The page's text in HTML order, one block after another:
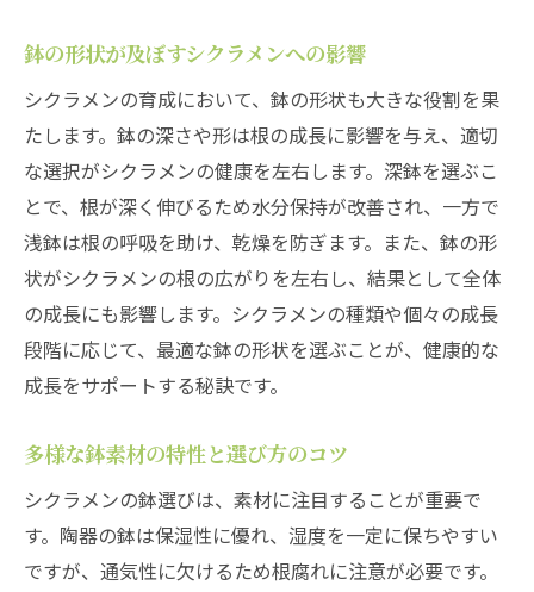
鉢の形状が及ぼすシクラメンへの影響
シクラメンの育成において、鉢の形状も大きな役割を果
たします。鉢の深さや形は根の成長に影響を与え、適切
な選択がシクラメンの健康を左右します。深鉢を選ぶこ
とで、根が深く伸びるため水分保持が改善され、一方で
浅鉢は根の呼吸を助け、乾燥を防ぎます。また、鉢の形
状がシクラメンの根の広がりを左右し、結果として全体
の成長にも影響します。シクラメンの種類や個々の成長
段階に応じて、最適な鉢の形状を選ぶことが、健康的な
成長をサポートする秘訣です。
多様な鉢素材の特性と選び方のコツ
シクラメンの鉢選びは、素材に注目することが重要で
す。陶器の鉢は保湿性に優れ、湿度を一定に保ちやすい
ですが、通気性に欠けるため根腐れに注意が必要です。